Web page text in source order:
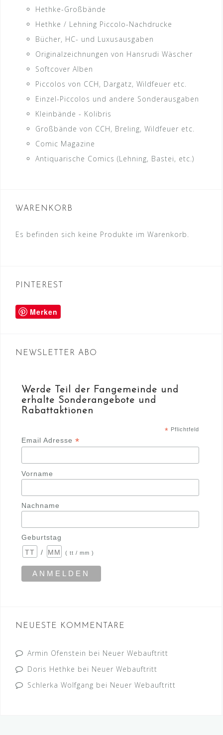
Hethke-Großbände
Hethke / Lehning Piccolo-Nachdrucke
Bücher, HC- und Luxusausgaben
Originalzeichnungen von Hansrudi Wäscher
Softcover Alben
Piccolos von CCH, Dargatz, Wildfeuer etc.
Einzel-Piccolos und andere Sonderausgaben
Kleinbände - Kolibris
Großbände von CCH, Breling, Wildfeuer etc.
Comic Magazine
Antiquarische Comics (Lehning, Bastei, etc.)
WARENKORB
Es befinden sich keine Produkte im Warenkorb.
PINTEREST
Merken
NEWSLETTER ABO
Werde Teil der Fangemeinde und
erhalte Sonderangebote und
Rabattaktionen
* Pflichtfeld
Email Adresse *
Vorname
Nachname
Geburtstag
/
( tt / mm )
NEUESTE KOMMENTARE
Armin Ofenstein bei Neuer Webauftritt
Doris Hethke bei Neuer Webauftritt
Schlerka Wolfgang bei Neuer Webauftritt